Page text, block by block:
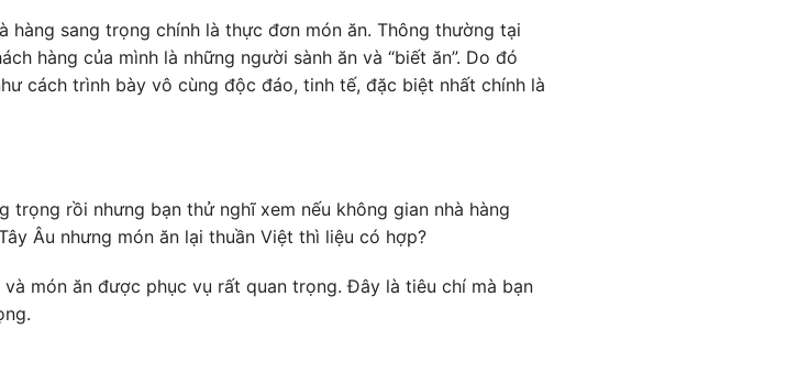
hàng sang trọng chính là thực đơn món ăn. Thông thường tại
hàng của mình là những người sành ăn và “biết ăn”. Do đó
cách trình bày vô cùng độc đáo, tinh tế, đặc biệt nhất chính là
trọng rồi nhưng bạn thử nghĩ xem nếu không gian nhà hàng
Âu nhưng món ăn lại thuần Việt thì liệu có hợp?
món ăn được phục vụ rất quan trọng. Đây là tiêu chí mà bạn